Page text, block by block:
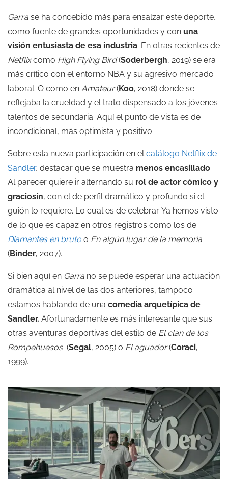
Garra se ha concebido más para ensalzar este deporte,
como fuente de grandes oportunidades y con una
visión entusiasta de esa industria. En otras recientes de
Netflixcomo High Flying Bird(Soderbergh, 2019) se era
más crítico con el entorno NBA y su agresivo mercado
laboral. O como en Amateur(Koo, 2018) donde se
reflejaba la crueldad y el trato dispensado a los jóvenes
talentos de secundaria. Aquí el punto de vista es de
incondicional, más optimista y positivo.
Sobre esta nueva participación en elcatálogo Netflix de
Sandler, destacar que se muestra menos encasillado.
Al parecer quiere ir alternando su rol de actor cómico y
graciosín, con el de perfil dramático y profundo si el
guión lo requiere. Lo cual es de celebrar. Ya hemos visto
de lo que es capaz en otros registros como los de
Diamantes en bruto o En algún lugar de la memoria
(Binder, 2007).
Si bien aquí en Garra no se puede esperar una actuación
dramática al nivel de las dos anteriores, tampoco
estamos hablando de una comedia arquetípica de
Sandler. Afortunadamente es más interesante que sus
otras aventuras deportivas del estilo de El clan de los
Rompehuesos (Segal, 2005) o El aguador(Coraci,
1999).